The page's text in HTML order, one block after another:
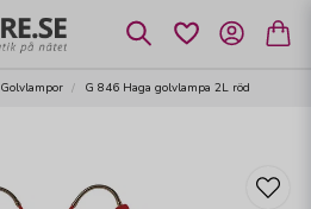
Golvlampor G 846 Haga golvlampa 2L röd